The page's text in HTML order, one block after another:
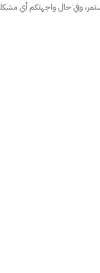
وفي حال واجهتكم أي مشكلة